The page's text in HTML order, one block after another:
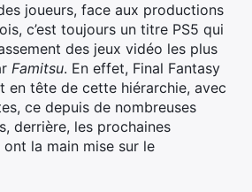
joueurs, face aux productions
c’est toujours un titre PS5 qui
des jeux vidéo les plus
Famitsu. En effet, Final Fantasy
en tête de cette hiérarchie, avec
ce depuis de nombreuses
derrière, les prochaines
la main mise sur le